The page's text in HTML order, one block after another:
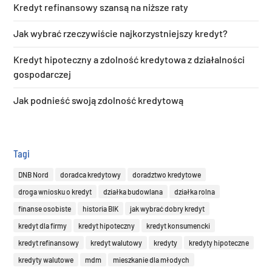
Kredyt refinansowy szansą na niższe raty
Jak wybrać rzeczywiście najkorzystniejszy kredyt?
Kredyt hipoteczny a zdolność kredytowa z działalności
gospodarczej
Jak podnieść swoją zdolność kredytową
Tagi
DNB Nord doradca kredytowy
doradztwo kredytowe
droga wniosku o kredyt
działka budowlana
działka rolna
finanse osobiste
historia BIK
jak wybrać dobry kredyt
kredyt dla firmy
kredyt hipoteczny
kredyt konsumencki
kredyt refinansowy
kredyt walutowy kredyty
kredyty hipoteczne
kredyty walutowe
mdm
mieszkanie dla młodych